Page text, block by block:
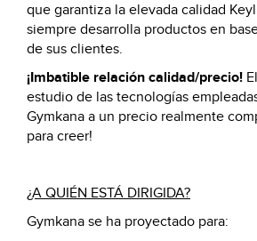
que garantiza la elevada calidad
siempre desarrolla productos en
de sus clientes.
¡Imbatible relación calidad/precio!
estudio de las tecnologías
Gymkana a un precio realmente
para creer!
¿A QUIÉN ESTÁ DIRIGIDA?
Gymkana se ha proyectado para: